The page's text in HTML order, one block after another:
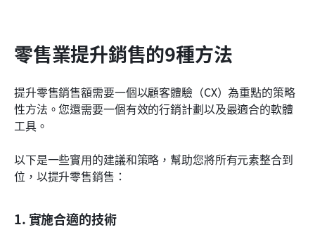
零售業提升銷售的9種方法
提升零售銷售額需要一個以顧客體驗（CX）為重點的策略
性方法。您還需要一個有效的行銷計劃以及最適合的軟體
工具。
以下是一些實用的建議和策略，幫助您將所有元素整合到
位，以提升零售銷售：
1. 實施合適的技術